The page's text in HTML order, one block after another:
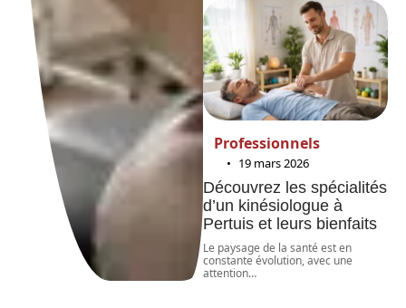
Professionnels
19 mars 2026
Découvrez les spécialités
d’un kinésiologue à
Pertuis et leurs bienfaits
Le paysage de la santé est en
constante évolution, avec une
attention…